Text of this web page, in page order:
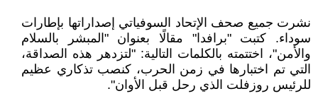
نشرت جميع صحف الإتحاد السوفياتي إصداراتها بإطارات
سوداء. كتبت "برافدا" مقالًا بعنوان "المبشر بالسلام
والأمن"، اختتمته بالكلمات التالية: "لتزدهر هذه الصداقة،
التي تم اختبارها في زمن الحرب، كنصب تذكاري عظيم
للرئيس روزفلت الذي رحل قبل الأوان".